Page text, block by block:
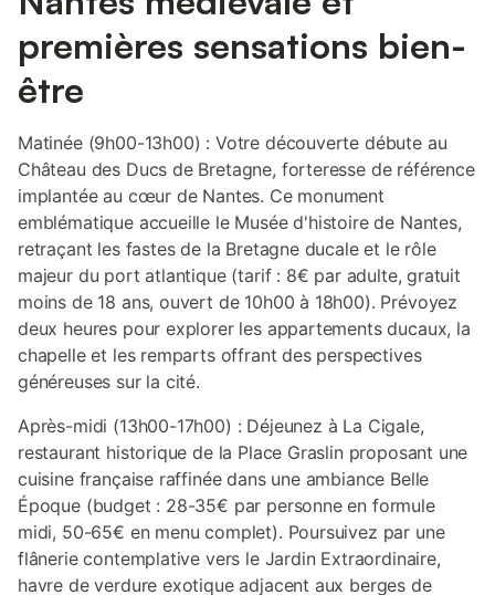
premières sensations bien-
être
Matinée (9h00-13h00) : Votre découverte débute au
Château des Ducs de Bretagne, forteresse de référence
implantée au cœur de Nantes. Ce monument
emblématique accueille le Musée d'histoire de Nantes,
retraçant les fastes de la Bretagne ducale et le rôle
majeur du port atlantique (tarif : 8€ par adulte, gratuit
moins de 18 ans, ouvert de 10h00 à 18h00). Prévoyez
deux heures pour explorer les appartements ducaux, la
chapelle et les remparts offrant des perspectives
généreuses sur la cité.
Après-midi (13h00-17h00) : Déjeunez à La Cigale,
restaurant historique de la Place Graslin proposant une
cuisine française raffinée dans une ambiance Belle
Époque (budget : 28-35€ par personne en formule
midi, 50-65€ en menu complet). Poursuivez par une
flânerie contemplative vers le Jardin Extraordinaire,
havre de verdure exotique adjacent aux berges de